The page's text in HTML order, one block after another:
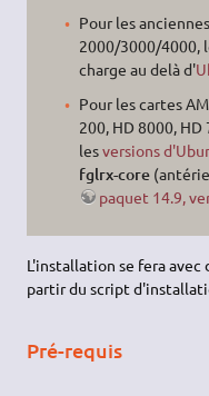
Pour les
2000/3000/4000,
charge au delà d'
Pour les cartes
200, HD 8000,
lesversions
fglrx-core
paquet 14.9,
L'installation se fera avec
partir du script
Pré-requis